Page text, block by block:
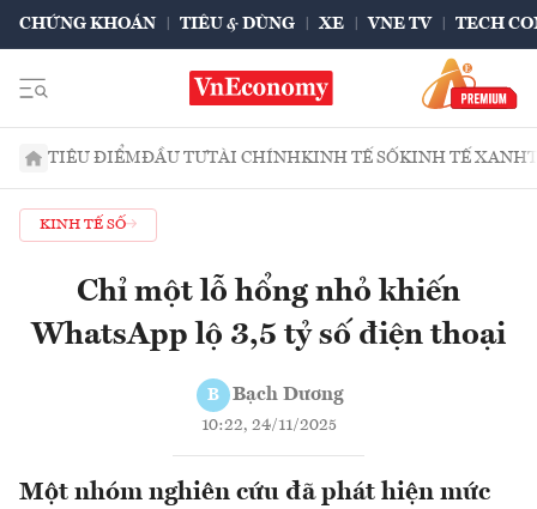
CHỨNG KHOÁN TIÊU & DÙNG XE VNE TV TECH
TIÊU ĐIỂMĐẦU TƯTÀI CHÍNHKINH TẾ SỐKINH TẾ XANH
KINH TẾ SỐ
Chỉ một lỗ hổng nhỏ khiến
WhatsApp lộ 3,5 tỷ số điện thoại
B Bạch Dương
10:22, 24/11/2025
Một nhóm nghiên cứu đã phát hiện mức